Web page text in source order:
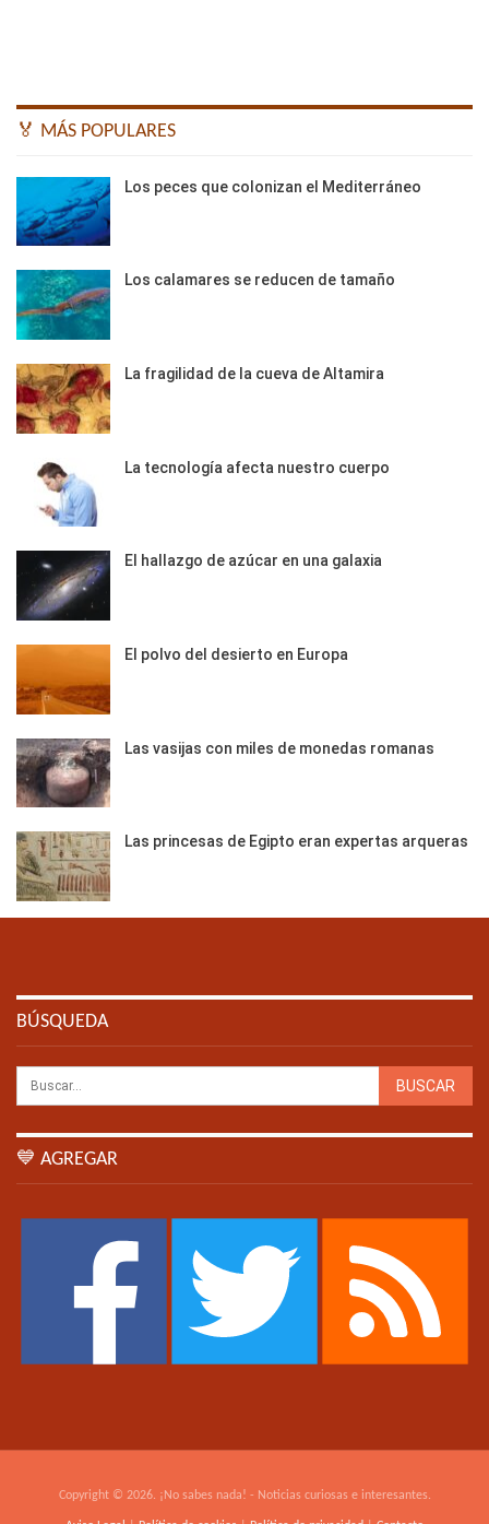
🏅 MÁS POPULARES
Los peces que colonizan el Mediterráneo
Los calamares se reducen de tamaño
La fragilidad de la cueva de Altamira
La tecnología afecta nuestro cuerpo
El hallazgo de azúcar en una galaxia
El polvo del desierto en Europa
Las vasijas con miles de monedas romanas
Las princesas de Egipto eran expertas arqueras
BÚSQUEDA
💙 AGREGAR
Copyright © 2026. ¡No sabes nada! - Noticias curiosas e interesantes.